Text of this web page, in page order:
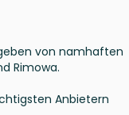
von namhaften
Rimowa.
Anbietern